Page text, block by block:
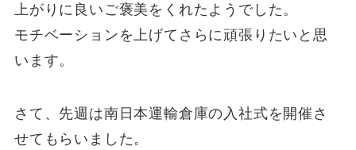
上がりに良いご褒美をくれたようでした。
モチベーションを上げてさらに頑張りたいと思
います。
さて、先週は南日本運輸倉庫の入社式を開催さ
せてもらいました。